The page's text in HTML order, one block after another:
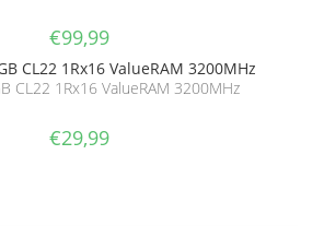
€99,99
CL22 1Rx16 ValueRAM 3200MHz
€29,99